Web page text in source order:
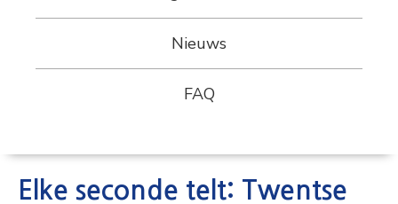
Nieuws
FAQ
Elke seconde telt: Twentse